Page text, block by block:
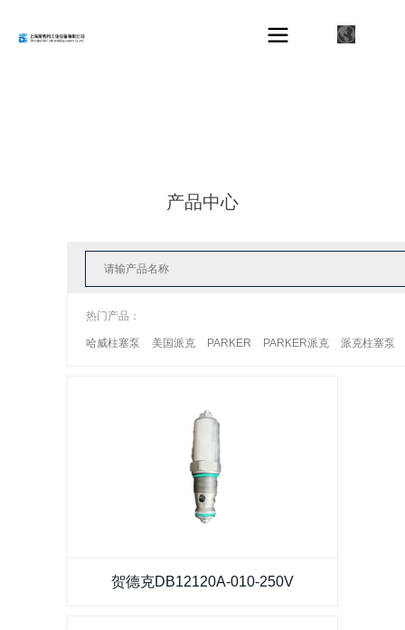
产品中心
热门产品：
哈威柱塞泵 美国派克 PARKER PARKER派克 派克柱塞泵
贺德克DB12120A-010-250V